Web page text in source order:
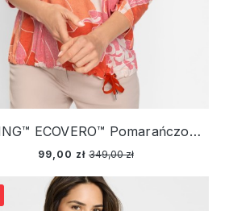
LENZING™ ECOVERO™ Pomarańczowa bluzka damska Clara we wzory - French Flair
99,00 zł 349,00 zł